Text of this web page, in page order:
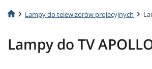
Lampy do telewizorów projecyjnych
Lampy do TV